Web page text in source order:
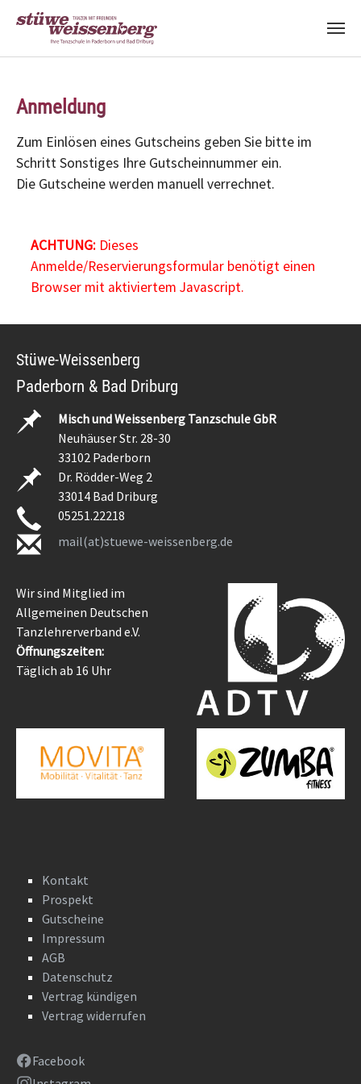
Anmeldung
Zum Einlösen eines Gutscheins geben Sie bitte im
Schritt Sonstiges Ihre Gutscheinnummer ein.
Die Gutscheine werden manuell verrechnet.
ACHTUNG:Dieses
Anmelde/Reservierungsformular benötigt einen
Browser mit aktiviertem Javascript.
Stüwe-Weissenberg
Paderborn & Bad Driburg
Misch und Weissenberg Tanzschule GbR
Neuhäuser Str. 28-30
33102 Paderborn
Dr. Rödder-Weg 2
33014 Bad Driburg
05251.22218
mail(at)stuewe-weissenberg.de
Wir sind Mitglied im
Allgemeinen Deutschen
Tanzlehrerverband e.V.
Öffnungszeiten:
Täglich ab 16 Uhr
Kontakt
Prospekt
Gutscheine
Impressum
AGB
Datenschutz
Vertrag kündigen
Vertrag widerrufen
Facebook